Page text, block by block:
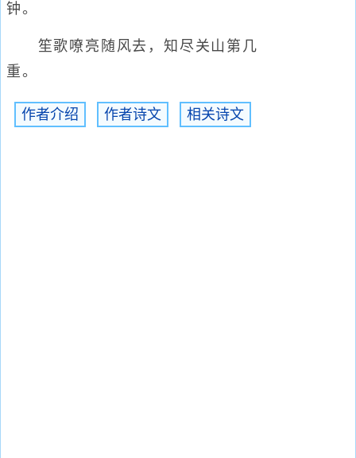
钟。
笙歌嘹亮随风去，知尽关山第几
重。
作者介绍 作者诗文 相关诗文